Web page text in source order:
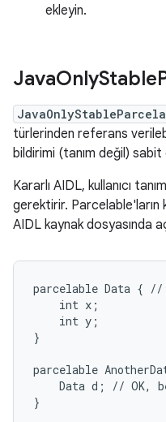
ekleyin.
JavaOnlyStable
türlerinden referans
bildirimi (tanım değil)
Kararlı AIDL, kullanıcı
gerektirir. Parcelable'ların
AIDL kaynak dosyasında
parcelable Data {
    int x;
    int y;
}
parcelable
Data d; // OK,